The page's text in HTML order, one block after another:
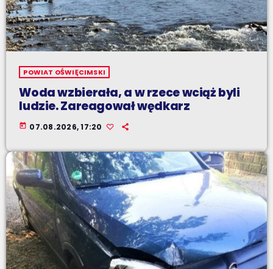
POWIAT OŚWIĘCIMSKI
Woda wzbierała, a w rzece wciąż byli
ludzie. Zareagował wędkarz
today 07.08.2026, 17:20